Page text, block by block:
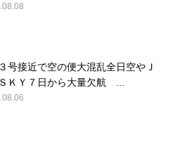
号接近で空の便大混乱全日空やＪ
ＫＹ７日から大量欠航 ...